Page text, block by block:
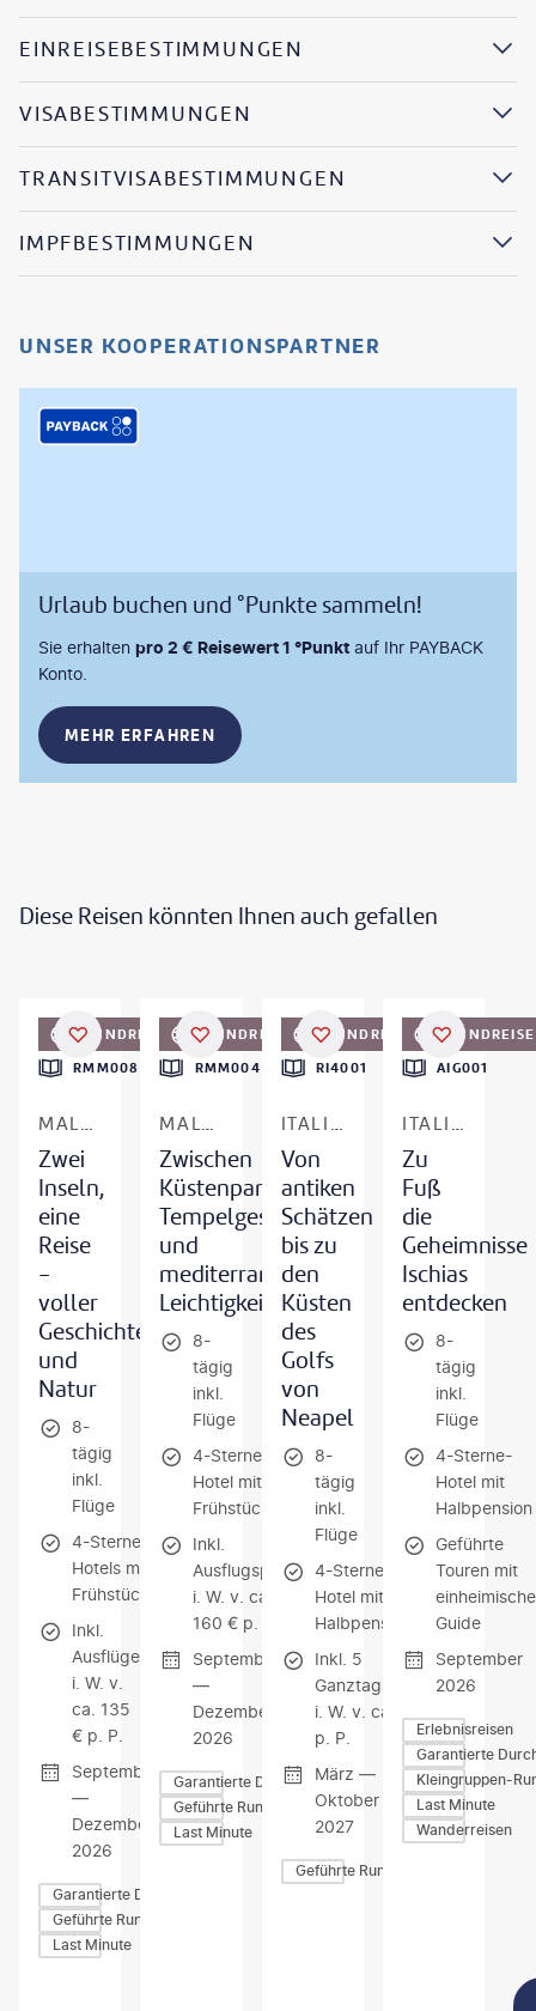
EINREISEBESTIMMUNGEN
VISABESTIMMUNGEN
TRANSITVISABESTIMMUNGEN
IMPFBESTIMMUNGEN
UNSER KOOPERATIONSPARTNER
Urlaub buchen und °Punkte sammeln!
Sie erhalten pro 2 € Reisewert 1 °Punkt auf Ihr PAYBACK
Konto.
MEHR ERFAHREN
Diese Reisen könnten Ihnen auch gefallen
RUNDREISE
RMM008
MALTA - GOZO
Zwei
Inseln,
eine
Reise
-
voller
Geschichte
und
Natur
8-
tägig
inkl.
Flüge
4-Sterne-
Hotels mit
Frühstück
Inkl.
Ausflüge
i. W. v.
ca. 135
€ p. P.
September
—
Dezember
2026
Garantierte Durchführung
Geführte Rundreisen
Last Minute
RUNDREISE
RMM004
MALTA
Zwischen
Küstenpanorama,
Tempelgeschichte
und
mediterraner
Leichtigkeit
8-
tägig
inkl.
Flüge
4-Sterne-
Hotel mit
Frühstück
Inkl.
Ausflugspaket
i. W. v. ca.
160 € p. P.
September
—
Dezember
2026
Garantierte Durchführung
Geführte Rundreisen
Last Minute
RUNDREISE
RI4001
ITALIEN - KAMPANIEN
Von
antiken
Schätzen
bis zu
den
Küsten
des
Golfs
von
Neapel
8-
tägig
inkl.
Flüge
4-Sterne-
Hotel mit
Halbpension
Inkl. 5
Ganztagsausflüge
i. W. v. ca. 250 €
p. P.
März —
Oktober
2027
Geführte Rundreisen
DEAL RUNDREISE
AIG001
ITALIEN - KAMPANIEN
Zu
Fuß
die
Geheimnisse
Ischias
entdecken
8-
tägig
inkl.
Flüge
4-Sterne-
Hotel mit
Halbpension
Geführte
Touren mit
Guide
September
2026
Erlebnisreisen
Garantierte
Kleingruppen-
Last Minute
Wanderreisen